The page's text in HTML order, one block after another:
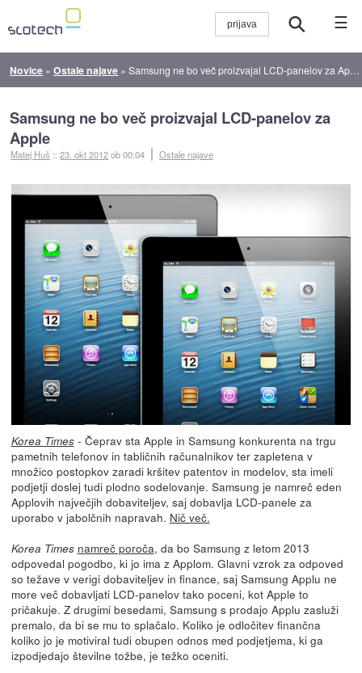
☰
Novice »Ostale najave »Samsung ne bo več proizvajal LCD-panelov za Apple
Samsung ne bo več proizvajal LCD-panelov za
Apple
Matej Huš ::23. okt 2012ob 00:04 Ostale najave
Korea Times- Čeprav sta Apple in Samsung konkurenta na trgu
pametnih telefonov in tabličnih računalnikov ter zapletena v
množico postopkov zaradi kršitev patentov in modelov, sta imeli
podjetji doslej tudi plodno sodelovanje. Samsung je namreč eden
Applovih največjih dobaviteljev, saj dobavlja LCD-panele za
uporabo v jabolčnih napravah. Nič več.
Korea Times namreč poroča, da bo Samsung z letom 2013
odpovedal pogodbo, ki jo ima z Applom. Glavni vzrok za odpoved
so težave v verigi dobaviteljev in finance, saj Samsung Applu ne
more več dobavljati LCD-panelov tako poceni, kot Apple to
pričakuje. Z drugimi besedami, Samsung s prodajo Applu zasluži
premalo, da bi se mu to splačalo. Koliko je odločitev finančna
koliko jo je motiviral tudi obupen odnos med podjetjema, ki ga
izpodjedajo številne tožbe, je težko oceniti.